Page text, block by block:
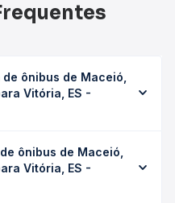
ônibus de Maceió,
Vitória, ES -
em média 31h 14min,
o tipo de serviço
e as condições de
ônibus de Maceió,
Vitória, ES -